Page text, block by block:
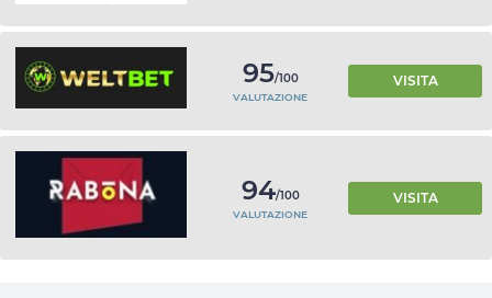
95/100
VALUTAZIONE
VISITA
94/100
VALUTAZIONE
VISITA